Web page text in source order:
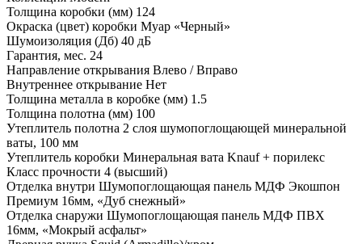
Толщина коробки (мм) 124
Окраска (цвет) коробки Муар «Черный»
Шумоизоляция (Дб) 40 дБ
Гарантия, мес. 24
Направление открывания Влево / Вправо
Внутреннее открывание Нет
Толщина металла в коробке (мм) 1.5
Толщина полотна (мм) 100
Утеплитель полотна 2 слоя шумопоглощающей минеральной
ваты, 100 мм
Утеплитель коробки Минеральная вата Knauf + порилекс
Класс прочности 4 (высший)
Отделка внутри Шумопоглощающая панель МДФ Экошпон
Премиум 16мм, «Дуб снежный»
Отделка снаружи Шумопоглощающая панель МДФ ПВХ
16мм, «Мокрый асфальт»